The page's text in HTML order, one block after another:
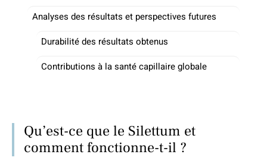
Analyses des résultats et perspectives futures
Durabilité des résultats obtenus
Contributions à la santé capillaire globale
Qu’est-ce que le Silettum et
comment fonctionne-t-il ?